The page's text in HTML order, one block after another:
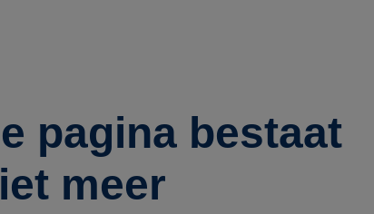
pagina bestaat
meer